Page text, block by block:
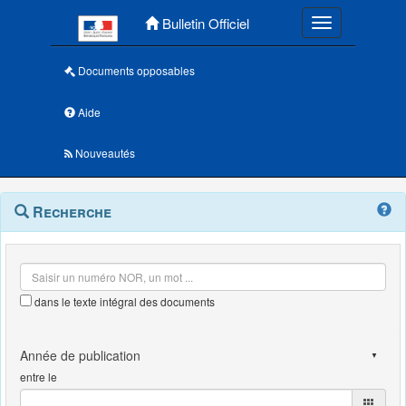
Bulletin Officiel Toggle
Documents opposables
Aide
Nouveautés
Navigation
outils
Menu
contextuel
Recherche
dans le texte intégral des documents
entre le